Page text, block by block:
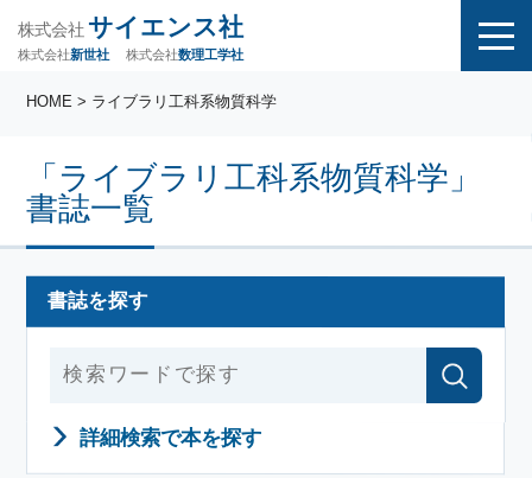
株式会社 サイエンス社
株式会社新世社 株式会社数理工学社
「ライブラリ工科系物質科学」
書誌一覧
HOME > ライブラリ工科系物質科学
書誌を探す
詳細検索で本を探す